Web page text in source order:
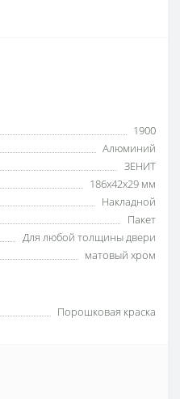
1900
Алюминий
ЗЕНИТ
186x42x29 мм
Накладной
Пакет
Для любой толщины двери
матовый хром
Порошковая краска